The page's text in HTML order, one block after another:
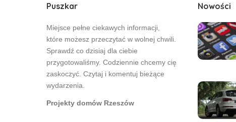
Puszkar
Miejsce pełne ciekawych informacji,
które możesz przeczytać w wolnej chwili.
Sprawdź co dzisiaj dla ciebie
przygotowaliśmy. Codziennie chcemy cię
zaskoczyć. Czytaj i komentuj bieżące
wydarzenia.
Projekty domów Rzeszów
Nowości